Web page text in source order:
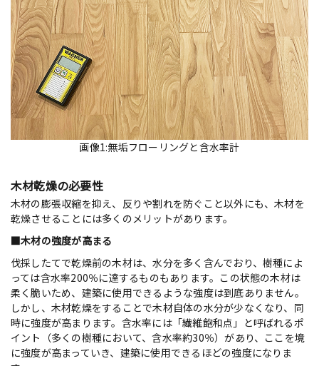
画像1:無垢フローリングと含水率計
木材乾燥の必要性
木材の膨張収縮を抑え、反りや割れを防ぐこと以外にも、木材を
乾燥させることには多くのメリットがあります。
■木材の強度が高まる
伐採したてで乾燥前の木材は、水分を多く含んでおり、樹種によ
っては含水率200％に達するものもあります。この状態の木材は
柔く脆いため、建築に使用できるような強度は到底ありません。
しかし、木材乾燥をすることで木材自体の水分が少なくなり、同
時に強度が高まります。含水率には「繊維飽和点」と呼ばれるポ
イント（多くの樹種において、含水率約30％）があり、ここを境
に強度が高まっていき、建築に使用できるほどの強度になりま